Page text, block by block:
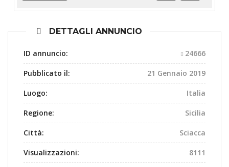
Precedente
DETTAGLI ANNUNCIO
ID annuncio: 24666
Pubblicato il: 21 Gennaio 2019
Luogo: Italia
Regione: Sicilia
Città: Sciacca
Visualizzazioni: 8111